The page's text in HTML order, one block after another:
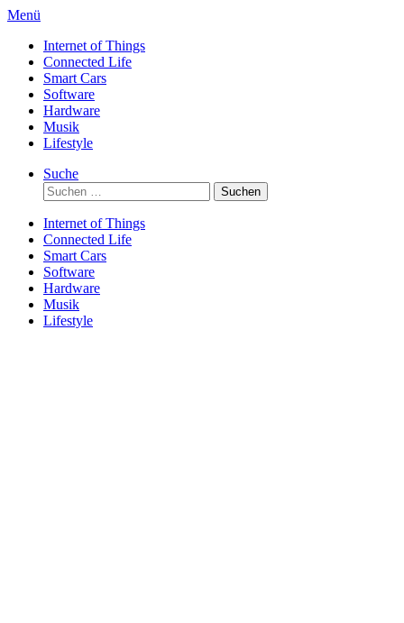
Direkt
Inhalt
Menü
Internet of Things
Connected Life
Smart Cars
Software
Hardware
Musik
Lifestyle
Suche
Suchen
nach:
Internet of Things
Connected Life
Smart Cars
Software
Hardware
Musik
Lifestyle